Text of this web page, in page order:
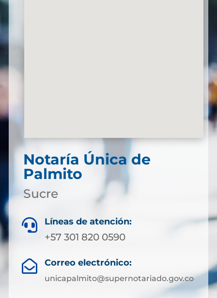
Notaría Única de
Palmito
Sucre
 Líneas de atención:
+57 301 820 0590
 Correo electrónico:
unicapalmito@supernotariado.gov.co